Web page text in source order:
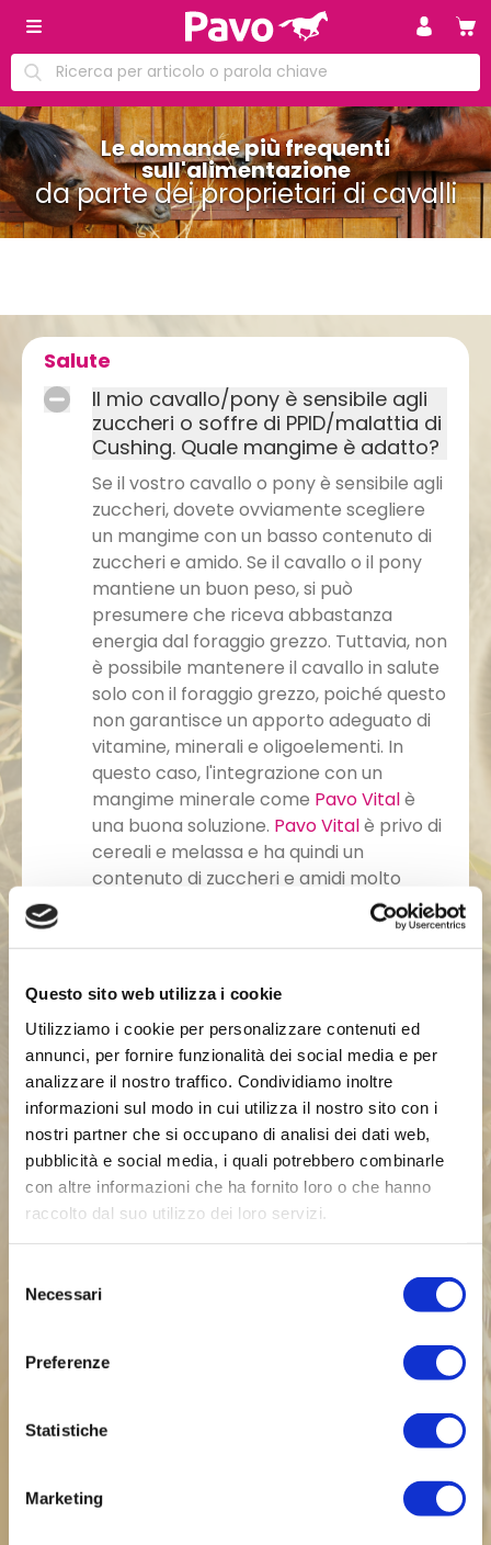
Questo sito web utilizza i cookie
Utilizziamo i cookie per personalizzare contenuti ed
annunci, per fornire funzionalità dei social media e per
analizzare il nostro traffico. Condividiamo inoltre
informazioni sul modo in cui utilizza il nostro sito con i
nostri partner che si occupano di analisi dei dati web,
pubblicità e social media, i quali potrebbero combinarle
con altre informazioni che ha fornito loro o che hanno
raccolto dal suo utilizzo dei loro servizi.
delNecessari
Preferenze
Statistiche
Marketing
Le domande più frequenti
sull'alimentazione
da parte dei proprietari di cavalli
Salute
Il mio cavallo/pony è sensibile agli
zuccheri o soffre di PPID/malattia di
Cushing. Quale mangime è adatto?
Se il vostro cavallo o pony è sensibile agli
zuccheri, dovete ovviamente scegliere
un mangime con un basso contenuto di
zuccheri e amido. Se il cavallo o il pony
mantiene un buon peso, si può
presumere che riceva abbastanza
energia dal foraggio grezzo. Tuttavia, non
è possibile mantenere il cavallo in salute
solo con il foraggio grezzo, poiché questo
non garantisce un apporto adeguato di
vitamine, minerali e oligoelementi. In
questo caso, l'integrazione con un
mangime minerale come Pavo Vitalè
una buona soluzione. Pavo Vitalè privo di
cereali e melassa e ha quindi un
contenuto di zuccheri e amidi molto
Il vostro cavallo o pony ha bisogno di più
energia? AlloraPavo Care4Lifeè una
buona alternativa.
Care4Life
lavorate ancora intensamente con il
vostro cavallo o pony, vi consigliamo
Pavo Nature's Best.Si tratta di un muesli
di base ricco di struttura con un basso
contenuto di zuccheri e amido. Pavo
18Plusè adatto a cavalli e pony anziani.
Pavo 18Plus è un muesli con fibre
facilmente digeribili e un contenuto di
zuccheri/amidi adatto ai cavalli anziani.
Suggerimento: in aggiunta al foraggio
grezzo, è possibile somministrare anche
SpeediBeet,
se si desidera un apporto
Il mio cavallo aveva le coliche. Qual
è la cosa migliore da somministrare